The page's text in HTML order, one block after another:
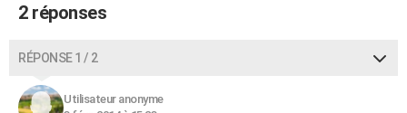
Dictionnaire
Biographies
Citations
Expressions
Proverbes
PROGRAMME TV
COPAINS D'AVANT
AVIS DE DÉCÈS
2 réponses
RÉPONSE 1 / 2
Utilisateur anonyme